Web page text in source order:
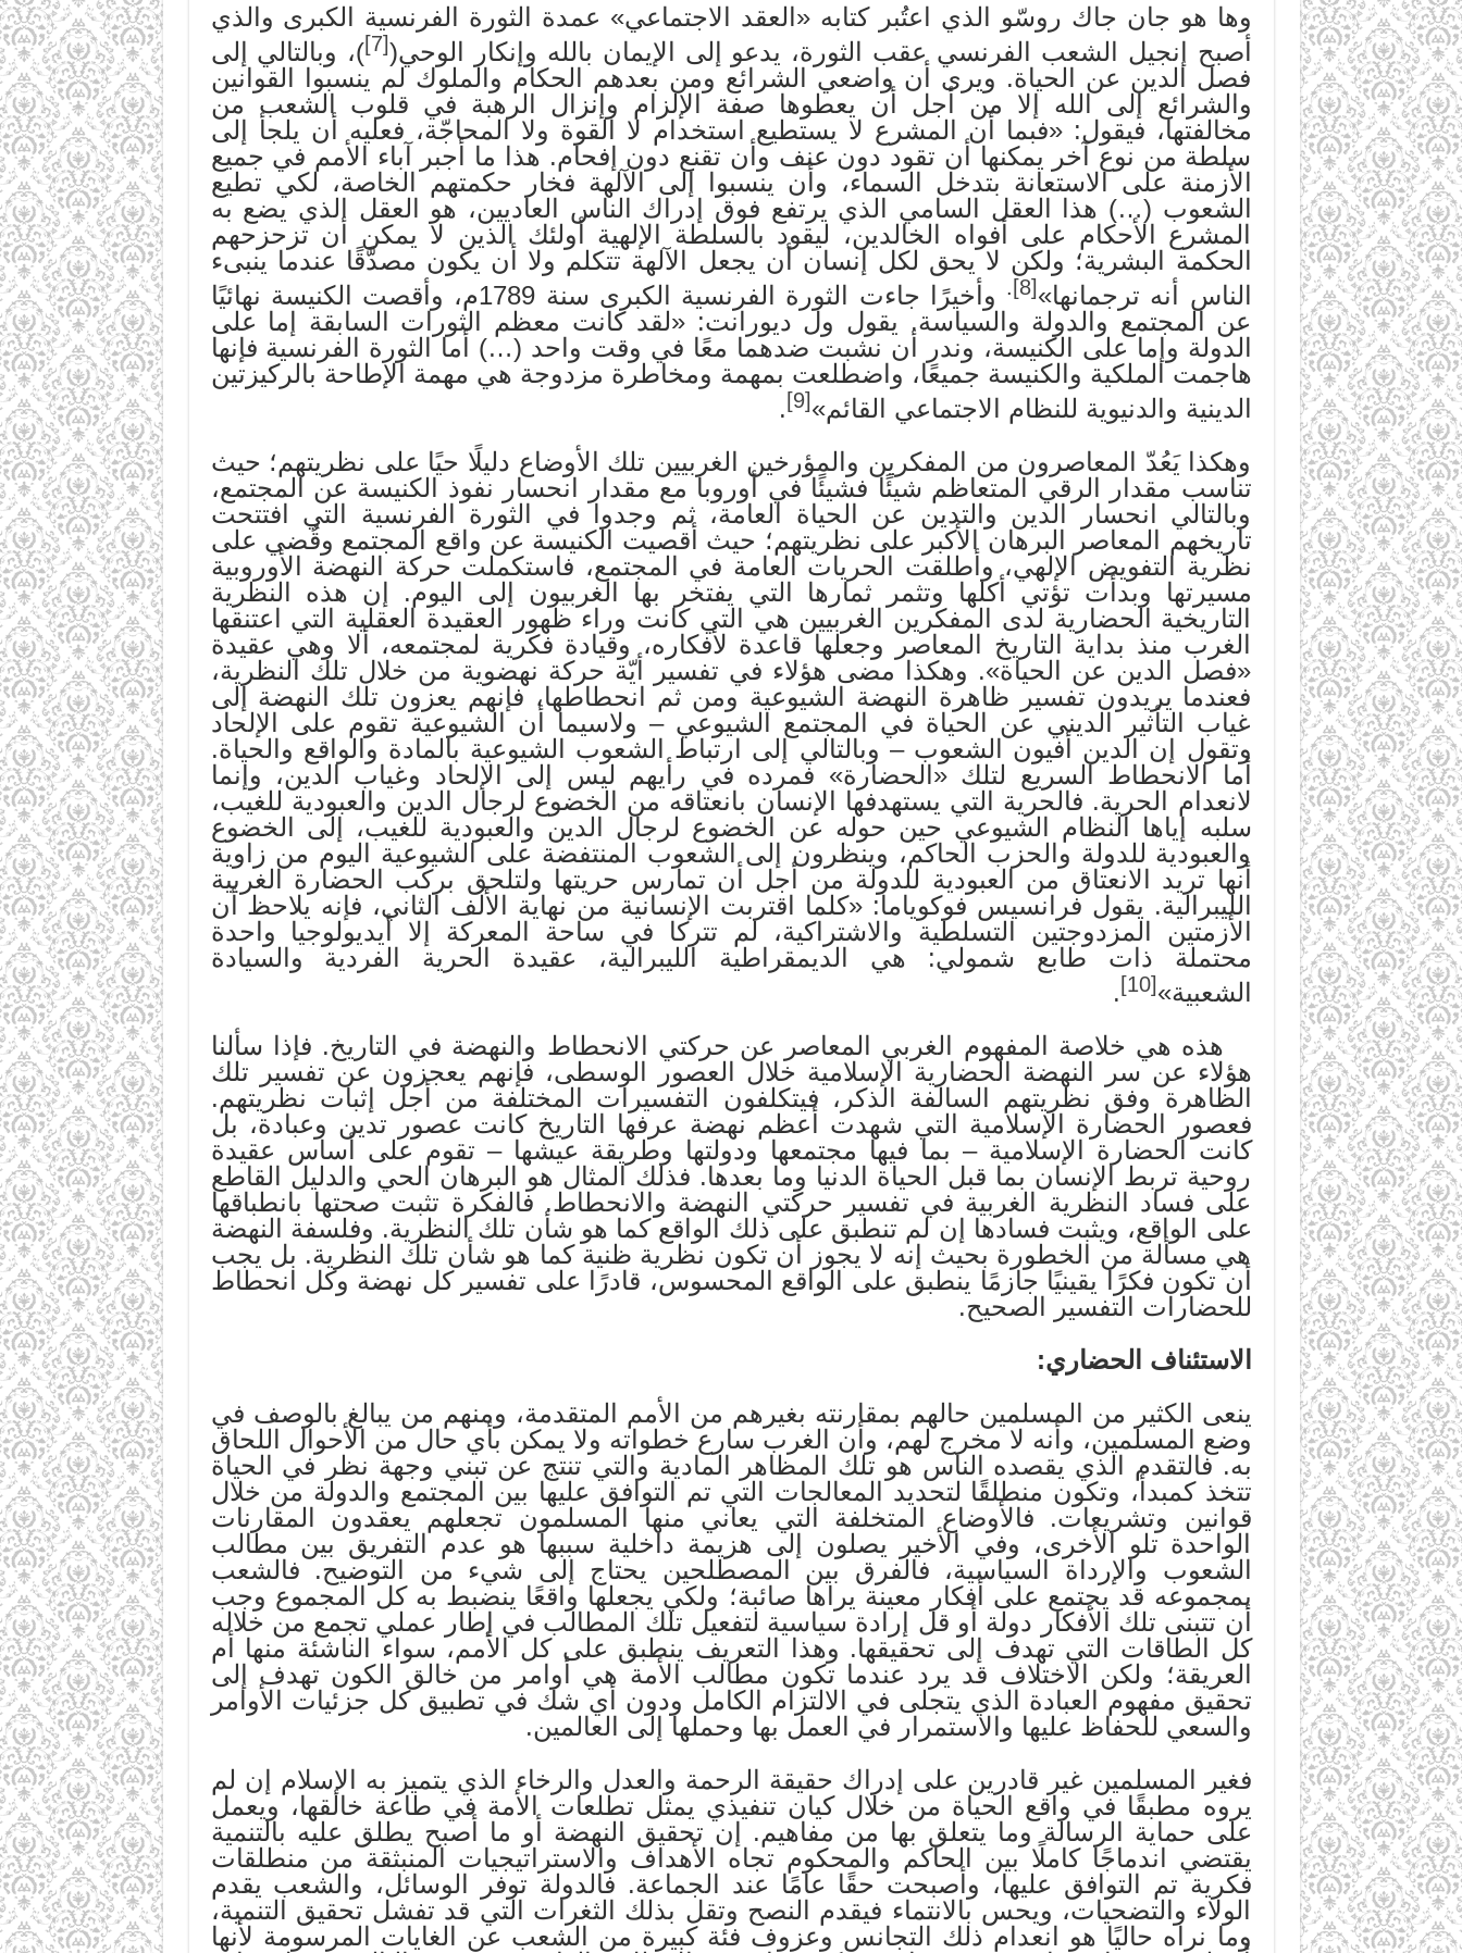
وها هو جان جاك روسّو الذي اعتُبر كتابه «العقد الاجتماعي» عمدة الثورة الفرنسية الكبرى والذي
أصبح إنجيل الشعب الفرنسي عقب الثورة، يدعو إلى الإيمان بالله وإنكار الوحي([7]
)، وبالتالي إلى
فصل الدين عن الحياة. ويرى أن واضعي الشرائع ومن بعدهم الحكام والملوك لم ينسبوا القوانين
والشرائع إلى الله إلا من أجل أن يعطوها صفة الإلزام وإنزال الرهبة في قلوب الشعب من
مخالفتها، فيقول: «فبما أن المشرع لا يستطيع استخدام لا القوة ولا المحاجّة، فعليه أن يلجأ إلى
سلطة من نوع آخر يمكنها أن تقود دون عنف وأن تقنع دون إفحام. هذا ما أجبر آباء الأمم في جميع
الأزمنة على الاستعانة بتدخل السماء، وأن ينسبوا إلى الآلهة فخار حكمتهم الخاصة، لكي تطيع
الشعوب (…) هذا العقل السامي الذي يرتفع فوق إدراك الناس العاديين، هو العقل الذي يضع به
المشرع الأحكام على أفواه الخالدين، ليقود بالسلطة الإلهية أولئك الذين لا يمكن أن تزحزحهم
الحكمة البشرية؛ ولكن لا يحق لكل إنسان أن يجعل الآلهة تتكلم ولا أن يكون مصدَّقًا عندما ينبىء
الناس أنه ترجمانها»[8]
.
وأخيرًا جاءت الثورة الفرنسية الكبرى سنة 1789م، وأقصت الكنيسة نهائيًا
عن المجتمع والدولة والسياسة. يقول ول ديورانت: «لقد كانت معظم الثورات السابقة إما على
الدولة وإما على الكنيسة، وندر أن نشبت ضدهما معًا في وقت واحد (…) أما الثورة الفرنسية فإنها
هاجمت الملكية والكنيسة جميعًا، واضطلعت بمهمة ومخاطرة مزدوجة هي مهمة الإطاحة بالركيزتين
الدينية والدنيوية للنظام الاجتماعي القائم»[9]
.
وهكذا يَعُدّ المعاصرون من المفكرين والمؤرخين الغربيين تلك الأوضاع دليلًا حيًا على نظريتهم؛ حيث
تناسب مقدار الرقي المتعاظم شيئًا فشيئًا في أوروبا مع مقدار انحسار نفوذ الكنيسة عن المجتمع،
وبالتالي انحسار الدين والتدين عن الحياة العامة، ثم وجدوا في الثورة الفرنسية التي افتتحت
تاريخهم المعاصر البرهان الأكبر على نظريتهم؛ حيث أقصيت الكنيسة عن واقع المجتمع وقُضي على
نظرية التفويض الإلهي، وأطلقت الحريات العامة في المجتمع، فاستكملت حركة النهضة الأوروبية
مسيرتها وبدأت تؤتي أكلها وتثمر ثمارها التي يفتخر بها الغربيون إلى اليوم. إن هذه النظرية
التاريخية الحضارية لدى المفكرين الغربيين هي التي كانت وراء ظهور العقيدة العقلية التي اعتنقها
الغرب منذ بداية التاريخ المعاصر وجعلها قاعدة لأفكاره، وقيادة فكرية لمجتمعه، ألا وهي عقيدة
«فصل الدين عن الحياة». وهكذا مضى هؤلاء في تفسير أيّة حركة نهضوية من خلال تلك النظرية،
فعندما يريدون تفسير ظاهرة النهضة الشيوعية ومن ثم انحطاطها، فإنهم يعزون تلك النهضة إلى
غياب التأثير الديني عن الحياة في المجتمع الشيوعي – ولاسيما أن الشيوعية تقوم على الإلحاد
وتقول إن الدين أفيون الشعوب – وبالتالي إلى ارتباط الشعوب الشيوعية بالمادة والواقع والحياة.
أما الانحطاط السريع لتلك «الحضارة» فمرده في رأيهم ليس إلى الإلحاد وغياب الدين، وإنما
لانعدام الحرية. فالحرية التي يستهدفها الإنسان بانعتاقه من الخضوع لرجال الدين والعبودية للغيب،
سلبه إياها النظام الشيوعي حين حوله عن الخضوع لرجال الدين والعبودية للغيب، إلى الخضوع
والعبودية للدولة والحزب الحاكم، وينظرون إلى الشعوب المنتفضة على الشيوعية اليوم من زاوية
أنها تريد الانعتاق من العبودية للدولة من أجل أن تمارس حريتها ولتلحق بركب الحضارة الغربية
الليبرالية. يقول فرانسيس فوكوياما: «كلما اقتربت الإنسانية من نهاية الألف الثاني، فإنه يلاحظ أن
الأزمتين المزدوجتين التسلطية والاشتراكية، لم تتركا في ساحة المعركة إلا أيديولوجيا واحدة
محتملة ذات طابع شمولي: هي الديمقراطية الليبرالية، عقيدة الحرية الفردية والسيادة
الشعبية»[10]
.
هذه هي خلاصة المفهوم الغربي المعاصر عن حركتي الانحطاط والنهضة في التاريخ. فإذا سألنا
هؤلاء عن سر النهضة الحضارية الإسلامية خلال العصور الوسطى، فإنهم يعجزون عن تفسير تلك
الظاهرة وفق نظريتهم السالفة الذكر، فيتكلفون التفسيرات المختلفة من أجل إثبات نظريتهم.
فعصور الحضارة الإسلامية التي شهدت أعظم نهضة عرفها التاريخ كانت عصور تدين وعبادة، بل
كانت الحضارة الإسلامية – بما فيها مجتمعها ودولتها وطريقة عيشها – تقوم على أساس عقيدة
روحية تربط الإنسان بما قبل الحياة الدنيا وما بعدها. فذلك المثال هو البرهان الحي والدليل القاطع
على فساد النظرية الغربية في تفسير حركتي النهضة والانحطاط. فالفكرة تثبت صحتها بانطباقها
على الواقع، ويثبت فسادها إن لم تنطبق على ذلك الواقع كما هو شأن تلك النظرية. وفلسفة النهضة
هي مسألة من الخطورة بحيث إنه لا يجوز أن تكون نظرية ظنية كما هو شأن تلك النظرية. بل يجب
أن تكون فكرًا يقينيًا جازمًا ينطبق على الواقع المحسوس، قادرًا على تفسير كل نهضة وكل انحطاط
للحضارات التفسير الصحيح.
الاستئناف الحضاري:
ينعى الكثير من المسلمين حالهم بمقارنته بغيرهم من الأمم المتقدمة، ومنهم من يبالغ بالوصف في
وضع المسلمين، وأنه لا مخرج لهم، وأن الغرب سارع خطواته ولا يمكن بأي حال من الأحوال اللحاق
به. فالتقدم الذي يقصده الناس هو تلك المظاهر المادية والتي تنتج عن تبني وجهة نظر في الحياة
تتخذ كمبدأ، وتكون منطلقًا لتحديد المعالجات التي تم التوافق عليها بين المجتمع والدولة من خلال
قوانين وتشريعات. فالأوضاع المتخلفة التي يعاني منها المسلمون تجعلهم يعقدون المقارنات
الواحدة تلو الأخرى، وفي الأخير يصلون إلى هزيمة داخلية سببها هو عدم التفريق بين مطالب
الشعوب والإرداة السياسية، فالفرق بين المصطلحين يحتاج إلى شيء من التوضيح. فالشعب
بمجموعه قد يجتمع على أفكار معينة يراها صائبة؛ ولكي يجعلها واقعًا ينضبط به كل المجموع وجب
أن تتبنى تلك الأفكار دولة أو قل إرادة سياسية لتفعيل تلك المطالب في إطار عملي تجمع من خلاله
كل الطاقات التي تهدف إلى تحقيقها. وهذا التعريف ينطبق على كل الأمم، سواء الناشئة منها أم
العريقة؛ ولكن الاختلاف قد يرد عندما تكون مطالب الأمة هي أوامر من خالق الكون تهدف إلى
تحقيق مفهوم العبادة الذي يتجلى في الالتزام الكامل ودون أي شك في تطبيق كل جزئيات الأوامر
والسعي للحفاظ عليها والاستمرار في العمل بها وحملها إلى العالمين.
فغير المسلمين غير قادرين على إدراك حقيقة الرحمة والعدل والرخاء الذي يتميز به الإسلام إن لم
يروه مطبقًا في واقع الحياة من خلال كيان تنفيذي يمثل تطلعات الأمة في طاعة خالقها، ويعمل
على حماية الرسالة وما يتعلق بها من مفاهيم. إن تحقيق النهضة أو ما أصبح يطلق عليه بالتنمية
يقتضي اندماجًا كاملًا بين الحاكم والمحكوم تجاه الأهداف والاستراتيجيات المنبثقة من منطلقات
فكرية تم التوافق عليها، وأصبحت حقًا عامًا عند الجماعة. فالدولة توفر الوسائل، والشعب يقدم
الولاء والتضحيات، ويحس بالانتماء فيقدم النصح وتقل بذلك الثغرات التي قد تفشل تحقيق التنمية،
وما نراه حاليًا هو انعدام ذلك التجانس وعزوف فئة كبيرة من الشعب عن الغايات المرسومة لأنها